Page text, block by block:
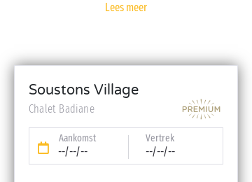
Babykit (kinderbedje, hoge stoel, badje – op
reservering)
Lees meer
Soustons Village
Chalet Badiane
Aankomst
--/--/--
Vertrek
--/--/--